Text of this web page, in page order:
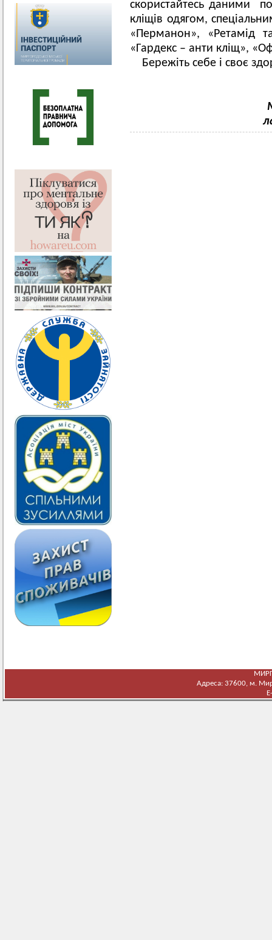
скористайтесь даними
кліщів одягом,
«Перманон», «Ретамід
«Гардекс – анти кліщ»,
Бережіть себе і своє
Адреса: 37600, м.